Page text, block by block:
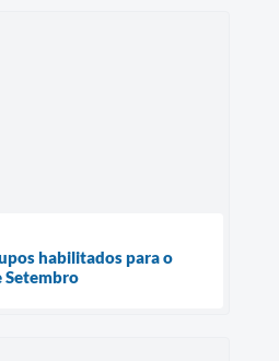
habilitados para o
Setembro